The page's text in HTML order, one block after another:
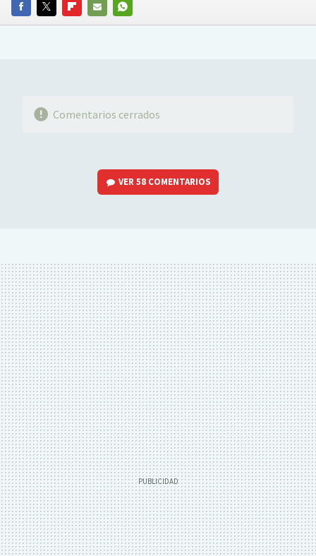
FACEBOOKTWITTERFLIPBOARD
E-
WHATSAPP
Comentarios cerrados
VER58 COMENTARIOS